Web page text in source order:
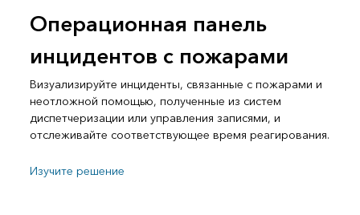
Операционная панель
инцидентов с пожарами
Визуализируйте инциденты, связанные с пожарами и
неотложной помощью, полученные из систем
диспетчеризации или управления записями, и
отслеживайте соответствующее время реагирования.
Изучите решение